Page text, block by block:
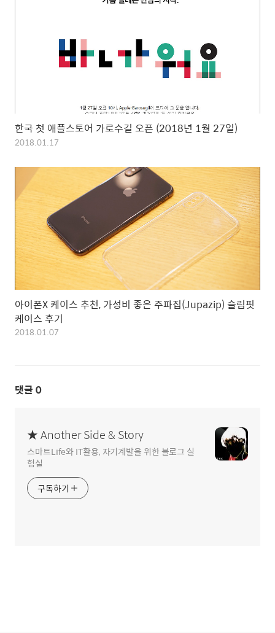
한국 첫 애플스토어 가로수길 오픈 (2018년 1월 27일)
2018.01.17
아이폰X 케이스 추천, 가성비 좋은 주파집(Jupazip) 슬림핏
케이스 후기
2018.01.07
댓글 0
★ Another Side & Story
스마트Life와 IT활용, 자기계발을 위한 블로그 실
험실
구독하기